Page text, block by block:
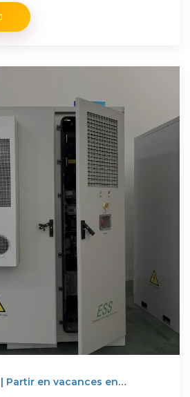
Partir en vacances en